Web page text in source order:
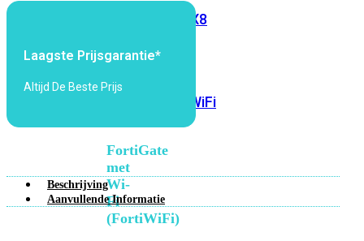
8X8
Alles
FortiWiFi
FortiGate
met
Wi-
Fi
(FortiWiFi)
Laagste Prijsgarantie*
Altijd De Beste Prijs
Beschrijving
Aanvullende Informatie